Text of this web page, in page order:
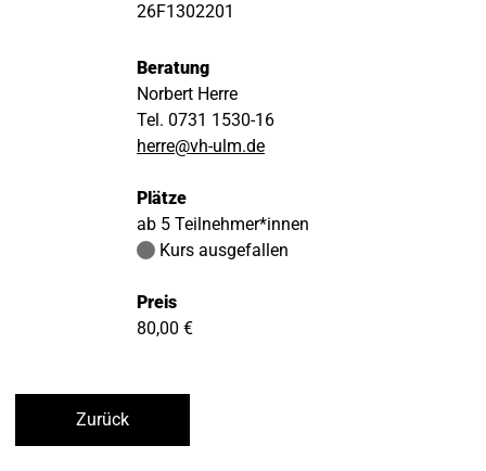
26F1302201
Beratung
Norbert Herre
Tel. 0731 1530-16
herre@vh-ulm.de
Plätze
ab 5 Teilnehmer*innen
Kurs ausgefallen
Preis
80,00 €
Zurück